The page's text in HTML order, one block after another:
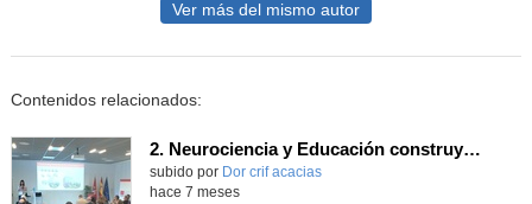
Ver más del mismo autor
Contenidos relacionados:
2. Neurociencia y Educación construyendo juntos el aprendizaje_Almudena Capilla González - CONGRESO INNOVACIÓN, FORMACIÓN Y ACOMPAÑAMIENTO DESDE LA EVIDENCIA
Contenido educativo.
subido por Dor crif acacias-
hace 7 meses